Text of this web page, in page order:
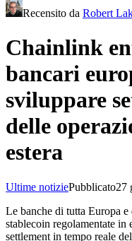
Recensito da Robert
Chainlink
bancari
sviluppare
delle
estera
Ultime notiziePubblicato27
Le banche di tutta Europa
stablecoin regolamentate in
settlement in tempo reale